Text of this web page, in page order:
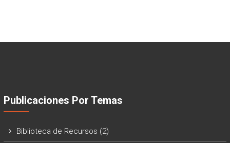
Publicaciones Por Temas
Biblioteca de Recursos (2)